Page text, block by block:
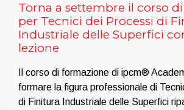
Torna a settembre il corso
per Tecnici dei Processi di
Industriale delle Superfici
lezione
Il corso di formazione di ipcm®
formare la figura professionale di
di Finitura Industriale delle Superfici